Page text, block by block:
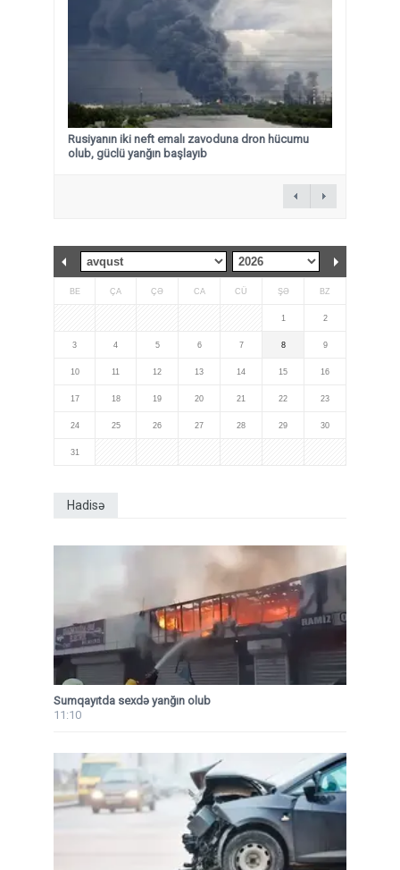
Rusiyanın iki neft emalı zavoduna dron hücumu
olub, güclü yanğın başlayıb
BE ÇA ÇƏ CA CÜ ŞƏ BZ
1 2
3 4 5 6 7 8 9
10 11 12 13 14 15 16
17 18 19 20 21 22 23
24 25 26 27 28 29 30
31
Hadisə
Sumqayıtda sexdə yanğın olub
11:10